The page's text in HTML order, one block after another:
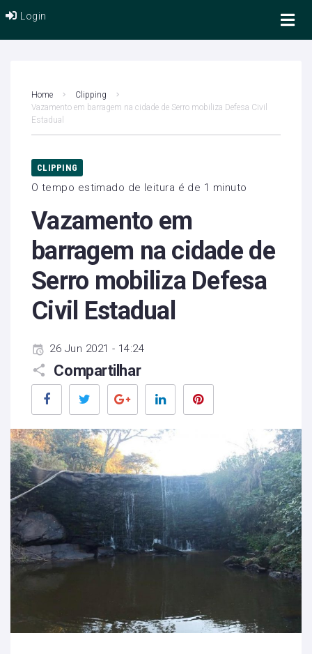
Login
Home
Clipping
Vazamento em barragem na cidade de Serro mobiliza Defesa Civil
Estadual
CLIPPING
O tempo estimado de leitura é de 1 minuto
Vazamento em
barragem na cidade de
Serro mobiliza Defesa
Civil Estadual
26 Jun 2021 - 14:24
Compartilhar
Facebook Twitter Google+ LinkedIn